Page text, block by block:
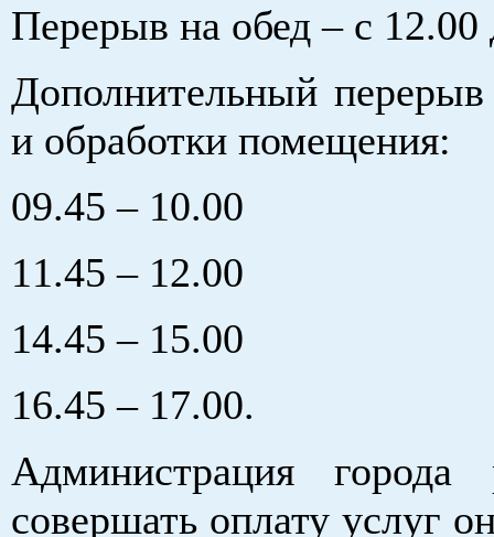
Перерыв на обед – с 12.00
Дополнительный перерыв
и обработки помещения:
09.45 – 10.00
11.45 – 12.00
14.45 – 15.00
16.45 – 17.00.
Администрация города
совершать оплату услуг